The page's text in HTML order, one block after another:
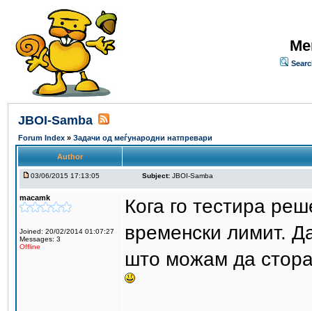
JBOI-Samba
Forum Index » Задачи од меѓународни натпревари
Author
03/06/2015 17:13:05 Subject: JBOI-Samba
macamk
Joined: 20/02/2014 01:07:27
Messages: 3
Offline
Кога го тестира
временски лимит.
што можам да